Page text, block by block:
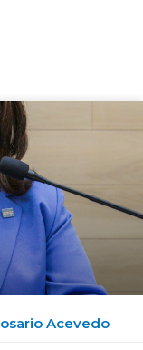
Acevedo